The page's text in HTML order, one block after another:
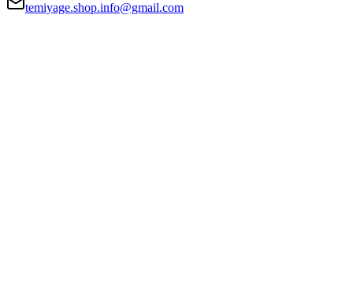
temiyage.shop.info@gmail.com